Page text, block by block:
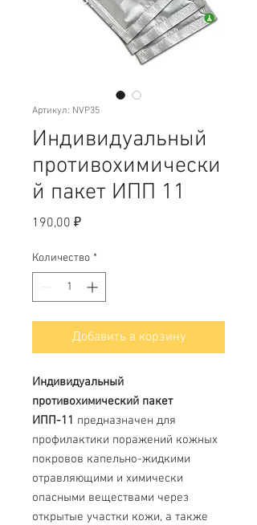
Артикул: NVP35
Индивидуальный
противохимически
й пакет ИПП 11
190,00 ₽Цена
Количество *
Добавить в корзину
Индивидуальный
противохимический пакет
ИПП-11 предназначен для
профилактики поражений кожных
покровов капельно-жидкими
отравляющими и химически
опасными веществами через
открытые участки кожи, а также